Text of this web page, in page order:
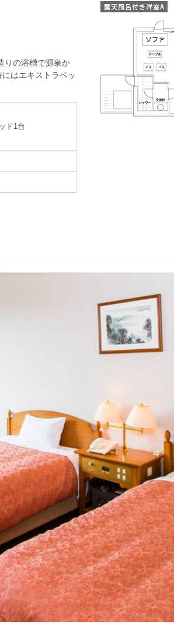
りの浴槽で源泉か
はエキストラベッ
ド1台